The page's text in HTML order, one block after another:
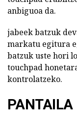
anbiguoa da.
jabeek batzuk
markatu egitura
batzuk uste hori
touchpad
kontrolatzeko.
PANTAILA